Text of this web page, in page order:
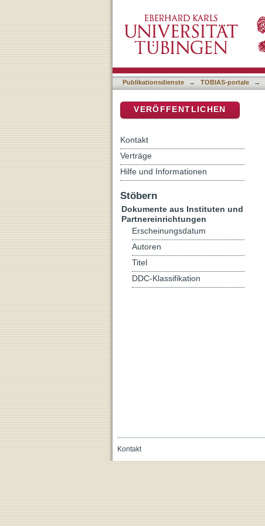
Publikationsdienste → TOBIAS-portale →
VERÖFFENTLICHEN
Kontakt
Verträge
Hilfe und Informationen
Stöbern
Dokumente aus Instituten und
Partnereinrichtungen
Erscheinungsdatum
Autoren
Titel
DDC-Klassifikation
Kontakt